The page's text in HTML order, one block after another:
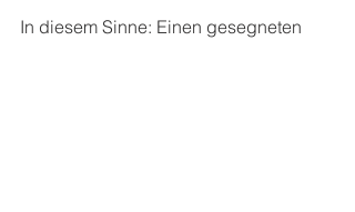
In diesem Sinne: Einen gesegneten